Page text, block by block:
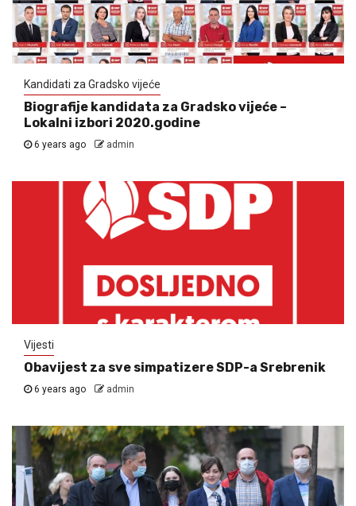
Kandidati za Gradsko vijeće
Biografije kandidata za Gradsko vijeće –
Lokalni izbori 2020.godine
6 years ago admin
Vijesti
Obavijest za sve simpatizere SDP-a Srebrenik
6 years ago admin